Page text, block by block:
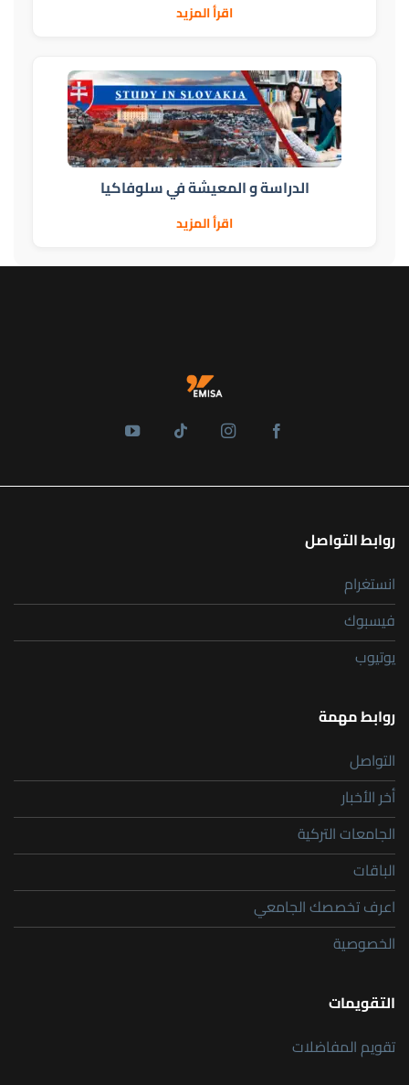
اقرأ المزيد
الدراسة و المعيشة في سلوفاكيا
اقرأ المزيد
روابط التواصل
انستغرام
فيسبوك
يوتيوب
روابط مهمة
التواصل
أخر الأخبار
الجامعات التركية
الباقات
اعرف تخصصك الجامعي
الخصوصية
التقويمات
تقويم المفاضلات